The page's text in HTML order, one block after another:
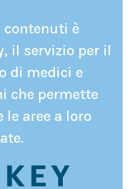
contenuti è
il servizio per il
di medici e
che permette
le aree a loro